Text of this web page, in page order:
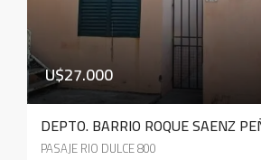
U$27.000
DEPTO. BARRIO ROQUE SAENZ
PASAJE RIO DULCE 800